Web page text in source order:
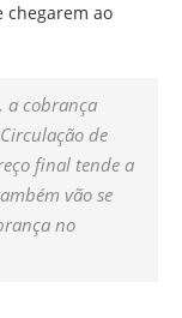
chegarem ao
a cobrança
de
final tende a
vão se
no